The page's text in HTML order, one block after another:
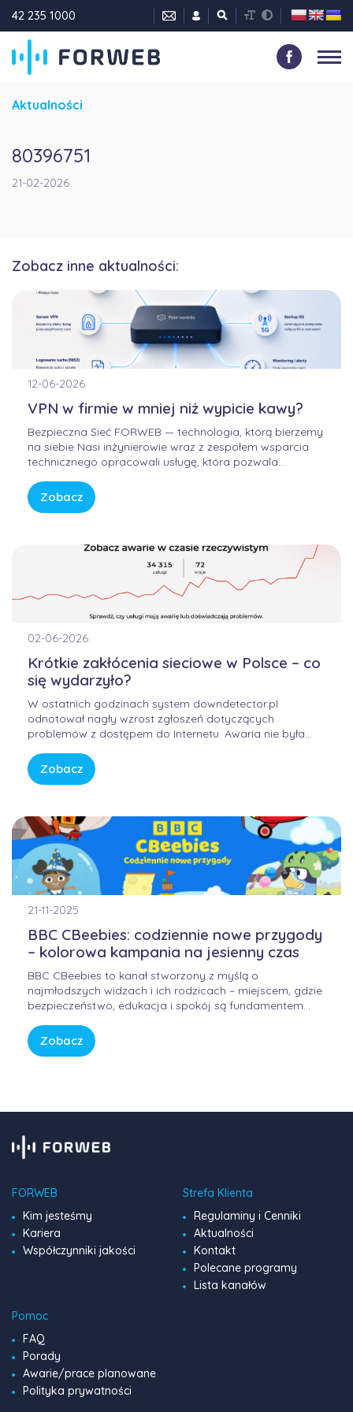
42 235 1000
Aktualności
80396751
21-02-2026
Zobacz inne aktualności:
12-06-2026
VPN w firmie w mniej niż wypicie kawy?
Bezpieczna Sieć FORWEB — technologia, którą bierzemy
na siebie Nasi inżynierowie wraz z zespołem wsparcia
technicznego opracowali usługę, która pozwala
przewidywalny. Bez samodzielnego konfigurowania
skomplikowanych urządzeń, bez studiowania
Zobacz
02-06-2026
Krótkie zakłócenia sieciowe w Polsce – co
się wydarzyło?
W ostatnich godzinach system downdetector.pl
odnotował nagły wzrost zgłoszeń dotyczących
problemów z dostępem do Internetu. Awaria nie była
lecz wynikała z przejściowego błędu w globalnej
infrastrukturze trasowania danych. Internet przypomina
Zobacz
21-11-2025
BBC CBeebies: codziennie nowe przygody
– kolorowa kampania na jesienny czas
BBC CBeebies to kanał stworzony z myślą o
najmłodszych widzach i ich rodzicach – miejscem, gdzie
bezpieczeństwo, edukacja i spokój są fundamentem
tempa, CBeebies oferuje przestrzeń, w której dzieci
mogą odkrywać świat w sposób bezpieczny, kreatywny i
Zobacz
FORWEB
Kim jesteśmy
Kariera
Współczynniki jakości
Strefa Klienta
Regulaminy i Cenniki
Aktualności
Kontakt
Polecane programy
Lista kanałów
Pomoc
FAQ
Porady
Awarie/prace planowane
Polityka prywatności